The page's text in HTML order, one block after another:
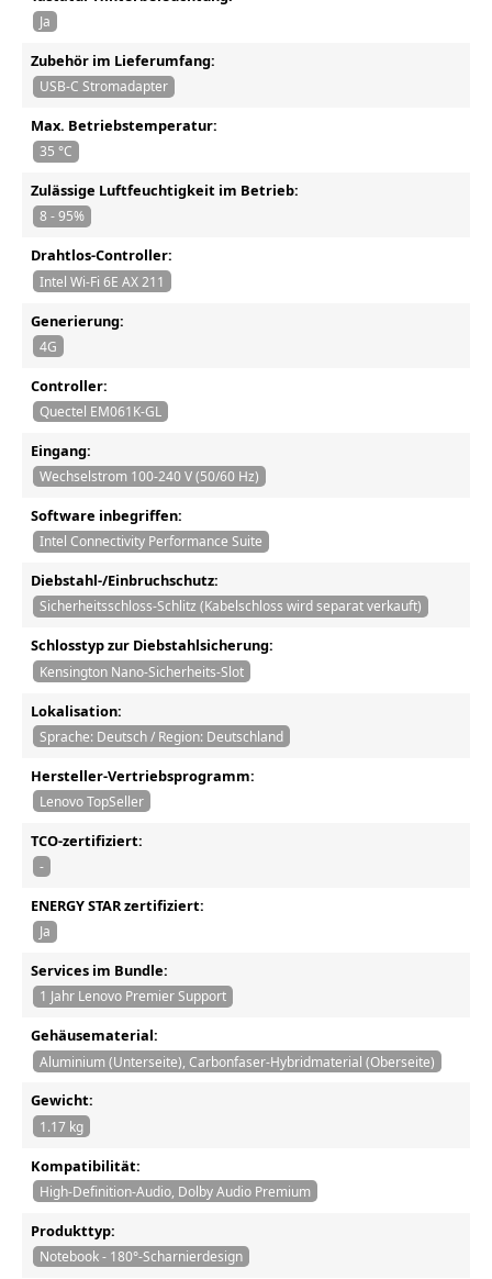
Ja
Zubehör im Lieferumfang:
USB-C Stromadapter
Max. Betriebstemperatur:
35 °C
Zulässige Luftfeuchtigkeit im Betrieb:
8 - 95%
Drahtlos-Controller:
Intel Wi-Fi 6E AX 211
Generierung:
4G
Controller:
Quectel EM061K-GL
Eingang:
Wechselstrom 100-240 V (50/60 Hz)
Software inbegriffen:
Intel Connectivity Performance Suite
Diebstahl-/Einbruchschutz:
Sicherheitsschloss-Schlitz (Kabelschloss wird separat verkauft)
Schlosstyp zur Diebstahlsicherung:
Kensington Nano-Sicherheits-Slot
Lokalisation:
Sprache: Deutsch / Region: Deutschland
Hersteller-Vertriebsprogramm:
Lenovo TopSeller
TCO-zertifiziert:
-
ENERGY STAR zertifiziert:
Ja
Services im Bundle:
1 Jahr Lenovo Premier Support
Gehäusematerial:
Aluminium (Unterseite), Carbonfaser-Hybridmaterial (Oberseite)
Gewicht:
1.17 kg
Kompatibilität:
High-Definition-Audio, Dolby Audio Premium
Produkttyp:
Notebook - 180°-Scharnierdesign